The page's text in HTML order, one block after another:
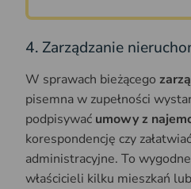
4. Zarządzanie
W sprawach bieżącego
pisemna w zupełności
podpisywać umowy z
korespondencję czy
administracyjne. To
właścicieli kilku mieszkań